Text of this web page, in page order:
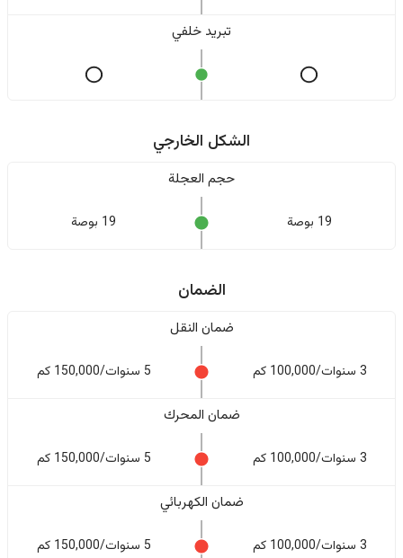
تبريد خلفي
الشكل الخارجي
حجم العجلة
19 بوصة 19 بوصة
الضمان
ضمان النقل
3 سنوات/100,000 كم 5 سنوات/150,000 كم
ضمان المحرك
3 سنوات/100,000 كم 5 سنوات/150,000 كم
ضمان الكهربائي
3 سنوات/100,000 كم 5 سنوات/150,000 كم